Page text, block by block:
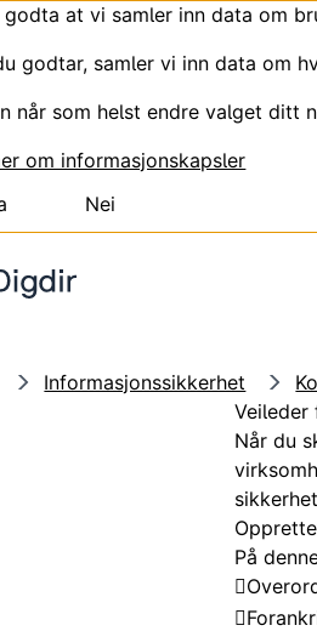
godta at vi samler inn data om
godtar, samler vi inn data om
når som helst endre valget ditt
om informasjonskapsler
Nei
Informasjonssikkerhet
Når du
På